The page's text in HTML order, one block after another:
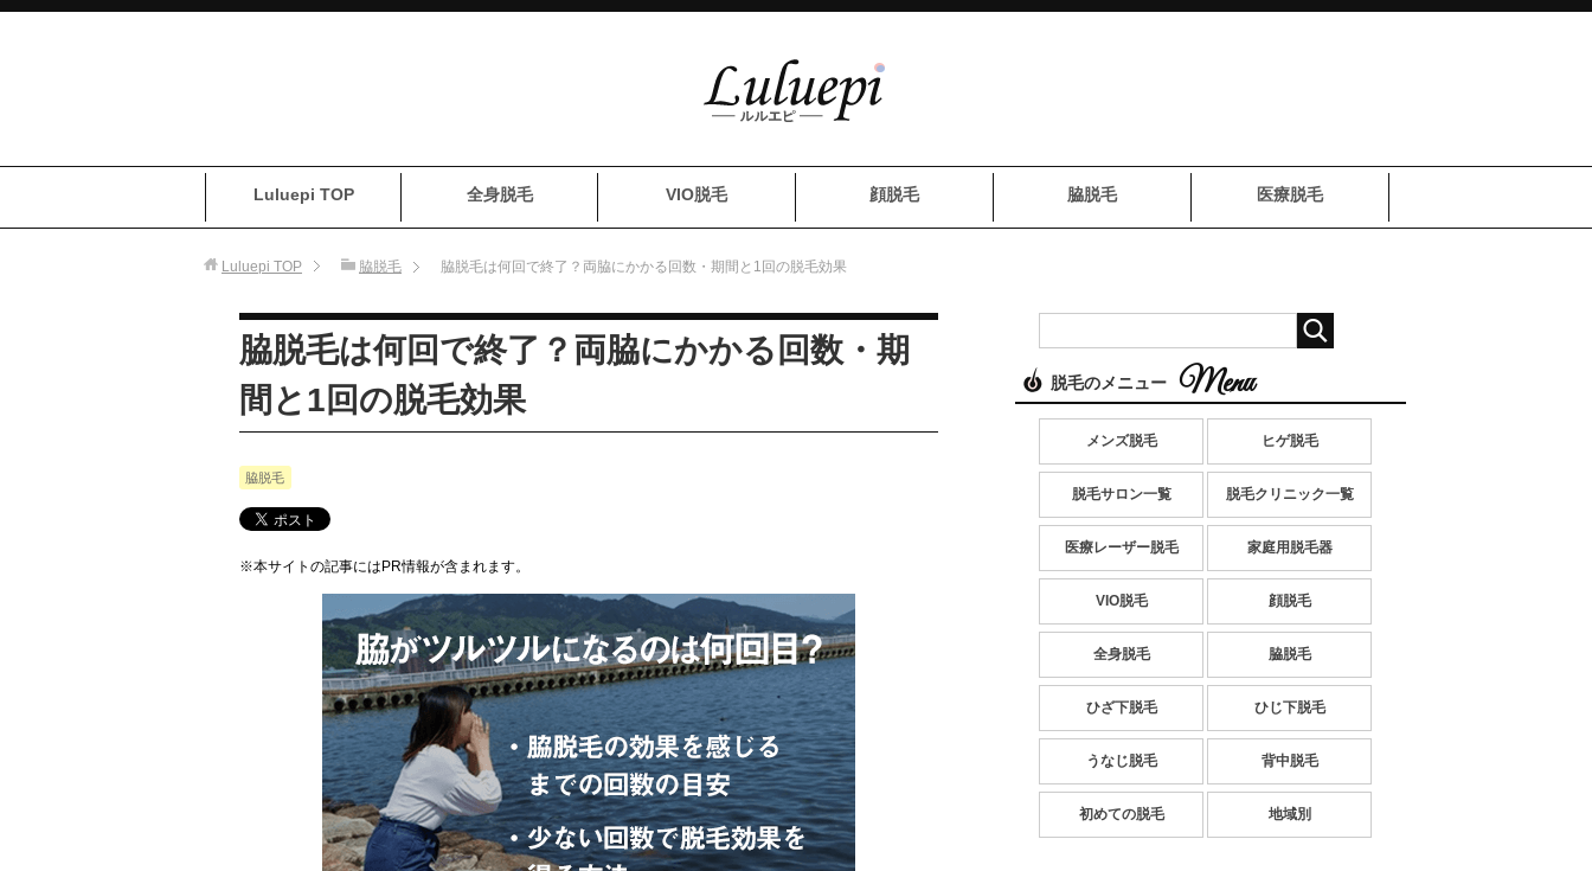
Luluepi TOP 全身脱毛 VIO脱毛 顔脱毛 脇脱毛 医療脱毛
Luluepi TOP 脇脱毛 脇脱毛は何回で終了？両脇にかかる回数・期間と1回の脱毛効果
脇脱毛は何回で終了？両脇にかかる回数・期
間と1回の脱毛効果
脇脱毛
※本サイトの記事にはPR情報が含まれます。
脱毛のメニュー
メンズ脱毛 ヒゲ脱毛
脱毛サロン一覧 脱毛クリニック一覧
医療レーザー脱毛 家庭用脱毛器
VIO脱毛 顔脱毛
全身脱毛 脇脱毛
ひざ下脱毛 ひじ下脱毛
うなじ脱毛 背中脱毛
初めての脱毛 地域別